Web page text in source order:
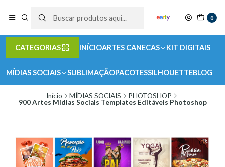
0
CATEGORIAS INÍCIOARTES CANECAS KIT DIGITAIS
MÍDIAS SOCIAIS SUBLIMAÇÃOPACOTESSILHOUETTEBLOG
Início MÍDIAS SOCIAIS
PHOTOSHOP
900 Artes Mídias Sociais Templates Editáveis Photoshop